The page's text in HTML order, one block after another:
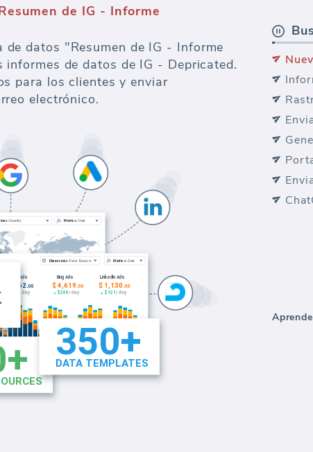
de IG - Informe
datos "Resumen de IG - Informe
de datos de IG - Depricated.
para los clientes y enviar
electrónico.